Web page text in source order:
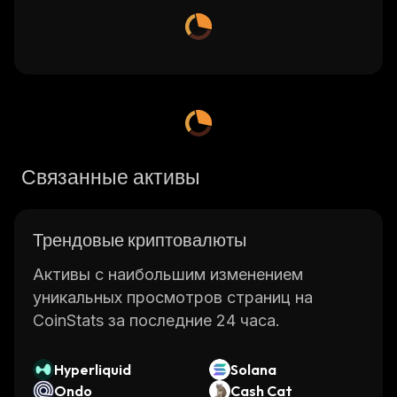
Связанные активы
Трендовые криптовалюты
Активы с наибольшим изменением
уникальных просмотров страниц на
CoinStats за последние 24 часа.
Hyperliquid
Solana
Ondo
Cash Cat